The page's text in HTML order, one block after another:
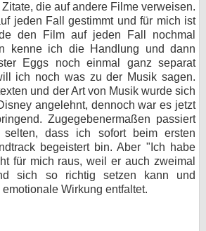
die auf andere Filme verweisen.
jeden Fall gestimmt und für mich ist
den Film auf jeden Fall nochmal
kenne ich die Handlung und dann
Eggs noch einmal ganz separat
ich noch was zu der Musik sagen.
und der Art von Musik wurde sich
angelehnt, dennoch war es jetzt
Zugegebenermaßen passiert
dass ich sofort beim ersten
begeistert bin. Aber "Ich habe
für mich raus, weil er auch zweimal
sich so richtig setzen kann und
Wirkung entfaltet.